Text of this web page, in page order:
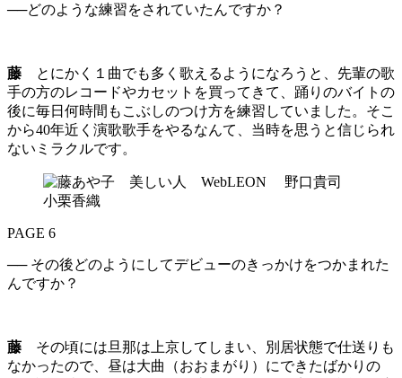
──どのような練習をされていたんですか？
藤
とにかく１曲でも多く歌えるようになろうと、先輩の歌
手の方のレコードやカセットを買ってきて、踊りのバイトの
後に毎日何時間もこぶしのつけ方を練習していました。そこ
から40年近く演歌歌手をやるなんて、当時を思うと信じられ
ないミラクルです。
PAGE 6
── その後どのようにしてデビューのきっかけをつかまれた
んですか？
藤 その頃には旦那は上京してしまい、別居状態で仕送りも
なかったので、昼は大曲（おおまがり）にできたばかりの